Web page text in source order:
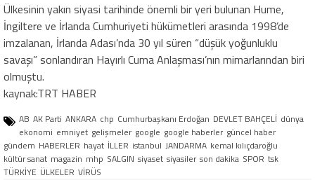
Ülkesinin yakın siyasi tarihinde önemli bir yeri bulunan Hume,
İngiltere ve İrlanda Cumhuriyeti hükümetleri arasında 1998’de
imzalanan, İrlanda Adası’nda 30 yıl süren “düşük yoğunluklu
savaşı” sonlandıran Hayırlı Cuma Anlaşması’nın mimarlarından biri
olmuştu.
kaynak:TRT HABER
AB AK Parti ANKARA chp Cumhurbaşkanı Erdoğan DEVLET BAHÇELİ dünya
ekonomi emniyet gelişmeler google google haberler güncel haber
gündem HABERLER hayat İLLER istanbul JANDARMA kemal kılıçdaroğlu
kültür sanat magazin mhp SALGIN siyaset siyasiler son dakika SPOR tsk
TÜRKİYE ÜLKELER VİRÜS